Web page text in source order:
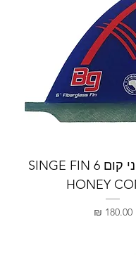
סינגל פין הוני קום 6 SINGE FIN
HONEY
מחיר‏180.00 ‏₪